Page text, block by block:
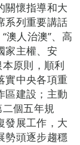
關懷指導和大
系列重要講話
澳人治澳”、高
家主權、安
原則，順利
實中央各項重
區建設；主動
個五年規
發展工作，大
勢頭逐步趨穩